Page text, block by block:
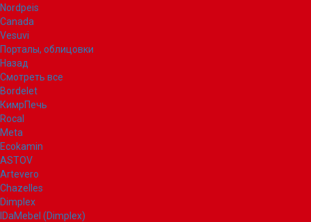
Nordpeis
Canada
Vesuvi
Порталы, облицовки
Назад
Смотреть все
Bordelet
КимрПечь
Rocal
Meta
Ecokamin
ASTOV
Artevero
Chazelles
Dimplex
IDaMebel (Dimplex)